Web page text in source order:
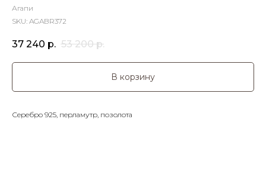
Агапи
SKU: AGABR372
37 240 р. 53 200 р.
В корзину
Серебро 925, перламутр, позолота